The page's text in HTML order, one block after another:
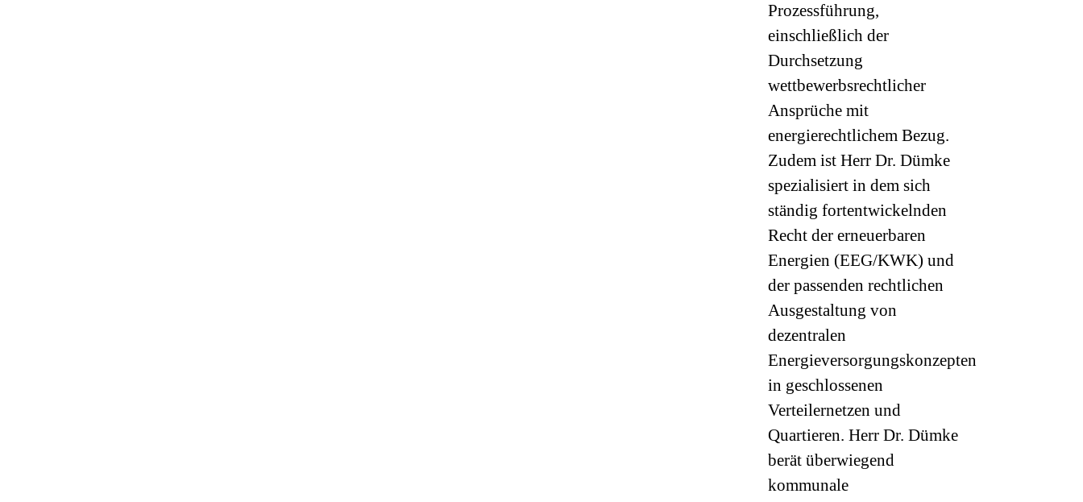
Prozessführung,
einschließlich der
Durchsetzung
wettbewerbsrechtlicher
Ansprüche mit
energierechtlichem Bezug.
Zudem ist Herr Dr. Dümke
spezialisiert in dem sich
ständig fortentwickelnden
Recht der erneuerbaren
Energien (EEG/KWK) und
der passenden rechtlichen
Ausgestaltung von
dezentralen
Energieversorgungskonzepten
in geschlossenen
Verteilernetzen und
Quartieren. Herr Dr. Dümke
berät überwiegend
kommunale